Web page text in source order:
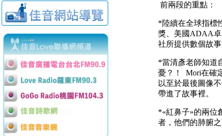
前兩段的重點：
*陸續在全球指標
獎、美國ADAA
社所提供數個故
*當清彥老師知道
憂？！
Mori在確
以至於最後圖像
帶進了故事裡。
*«紅鼻子»的兩位
者，他們的肺腑